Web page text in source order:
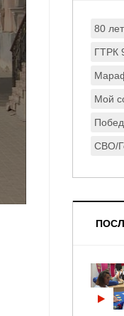
80
ГТРК
Мой
СВО/